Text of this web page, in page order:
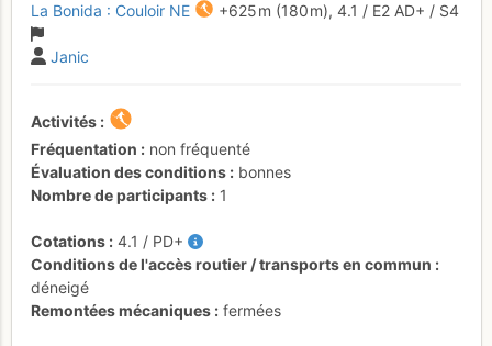
La Bonida : Couloir NE +625 m (180 m), 4.1 / E2 AD+ / S4
Janic
Activités
Fréquentation
non fréquenté
Évaluation des conditions
bonnes
Nombre de participants
1
Cotations 4.1 / PD+
Conditions de l'accès routier / transports en commun
déneigé
Remontées mécaniques
fermées